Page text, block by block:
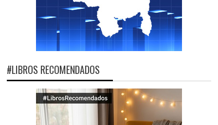
#LIBROS RECOMENDADOS